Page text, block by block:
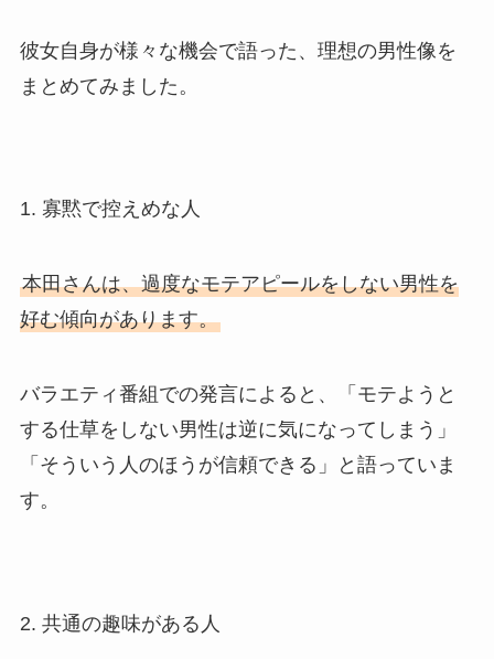
彼女自身が様々な機会で語った、理想の男性像を
まとめてみました。
1. 寡黙で控えめな人
本田さんは、過度なモテアピールをしない男性を
好む傾向があります。
バラエティ番組での発言によると、「モテようと
する仕草をしない男性は逆に気になってしまう」
「そういう人のほうが信頼できる」と語っていま
す。
2. 共通の趣味がある人